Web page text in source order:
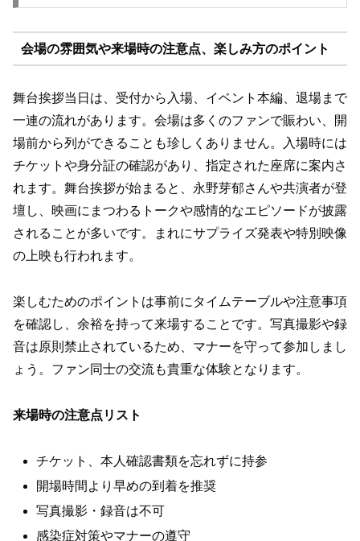
会場の雰囲気や来場時の注意点、楽しみ方のポイント
舞台挨拶当日は、受付から入場、イベント本編、退場まで
一連の流れがあります。会場は多くのファンで賑わい、開
場前から列ができることも珍しくありません。入場時には
チケットや身分証の確認があり、指定された座席に案内さ
れます。舞台挨拶が始まると、永野芽郁さんや共演者が登
壇し、映画にまつわるトークや感情的なエピソードが披露
されることが多いです。まれにサプライズ発表や特別映像
の上映も行われます。
楽しむためのポイントは事前にタイムテーブルや注意事項
を確認し、余裕を持って来場することです。写真撮影や録
音は原則禁止されているため、マナーを守って参加しまし
ょう。ファン同士の交流も貴重な体験となります。
来場時の注意点リスト
チケット、本人確認書類を忘れずに持参
開場時間より早めの到着を推奨
写真撮影・録音は不可
感染症対策やマナーの遵守